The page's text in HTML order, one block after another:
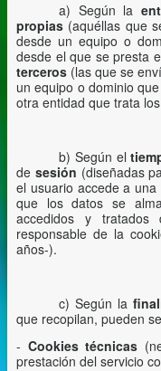
a) Según la
propias (aquéllas que
desde un equipo o
desde el que se presta
terceros (las que se
un equipo o dominio
otra entidad que trata
b) Según el
de sesión (diseñadas
el usuario accede a
que los datos se
accedidos y
responsable de la
años-).
c) Según la
que recopilan, pueden
- Cookies técnicas
prestación del servicio